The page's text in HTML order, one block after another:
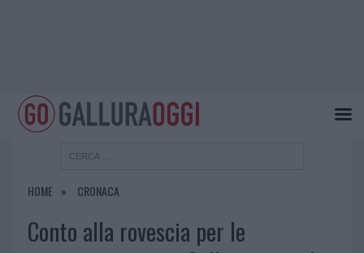
HOME CRONACA
Conto alla rovescia per le